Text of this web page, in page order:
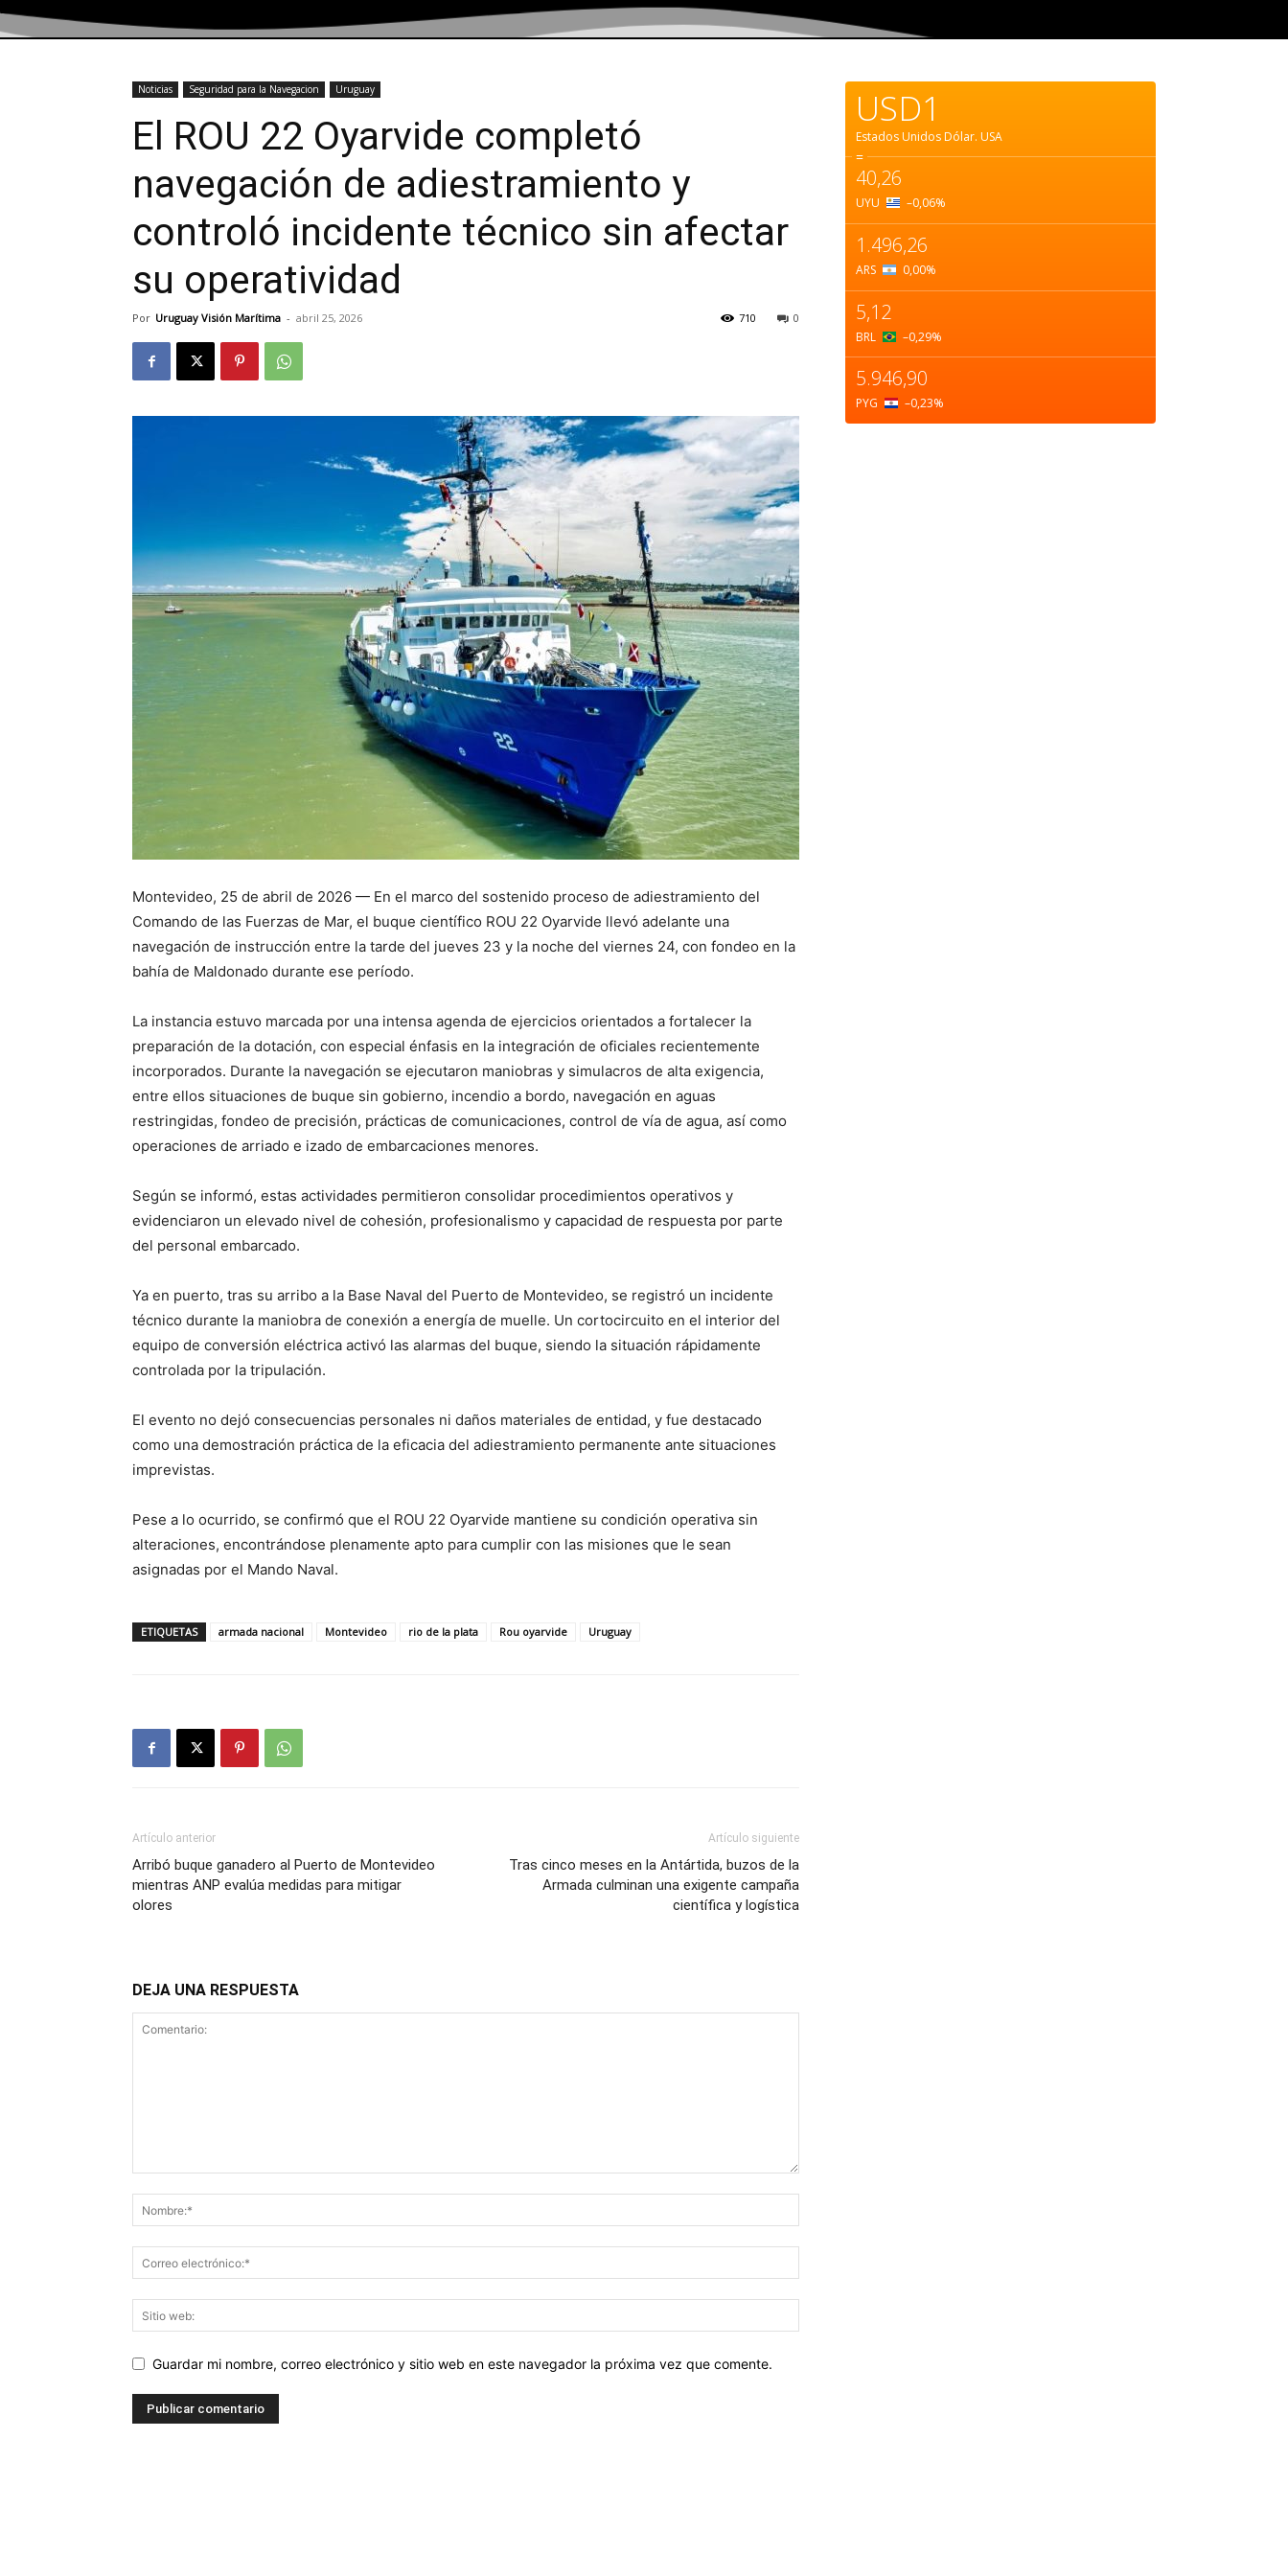
Noticias Seguridad para la Navegacion Uruguay
El ROU 22 Oyarvide completó
navegación de adiestramiento y
controló incidente técnico sin afectar
su operatividad
Por Uruguay Visión Marítima - abril 25, 2026 0
710
Montevideo, 25 de abril de 2026 — En el marco del sostenido proceso de adiestramiento del
Comando de las Fuerzas de Mar, el buque científico ROU 22 Oyarvide llevó adelante una
navegación de instrucción entre la tarde del jueves 23 y la noche del viernes 24, con fondeo en la
bahía de Maldonado durante ese período.
La instancia estuvo marcada por una intensa agenda de ejercicios orientados a fortalecer la
preparación de la dotación, con especial énfasis en la integración de oficiales recientemente
incorporados. Durante la navegación se ejecutaron maniobras y simulacros de alta exigencia,
entre ellos situaciones de buque sin gobierno, incendio a bordo, navegación en aguas
restringidas, fondeo de precisión, prácticas de comunicaciones, control de vía de agua, así como
operaciones de arriado e izado de embarcaciones menores.
Según se informó, estas actividades permitieron consolidar procedimientos operativos y
evidenciaron un elevado nivel de cohesión, profesionalismo y capacidad de respuesta por parte
del personal embarcado.
Ya en puerto, tras su arribo a la Base Naval del Puerto de Montevideo, se registró un incidente
técnico durante la maniobra de conexión a energía de muelle. Un cortocircuito en el interior del
equipo de conversión eléctrica activó las alarmas del buque, siendo la situación rápidamente
controlada por la tripulación.
El evento no dejó consecuencias personales ni daños materiales de entidad, y fue destacado
como una demostración práctica de la eficacia del adiestramiento permanente ante situaciones
imprevistas.
Pese a lo ocurrido, se confirmó que el ROU 22 Oyarvide mantiene su condición operativa sin
alteraciones, encontrándose plenamente apto para cumplir con las misiones que le sean
asignadas por el Mando Naval.
ETIQUETAS armada nacional Montevideo rio de la plata Rou oyarvide Uruguay
Artículo anterior
Arribó buque ganadero al Puerto de Montevideo
mientras ANP evalúa medidas para mitigar
olores
Artículo siguiente
Tras cinco meses en la Antártida, buzos de la
Armada culminan una exigente campaña
científica y logística
DEJA UNA RESPUESTA
Guardar mi nombre, correo electrónico y sitio web en este navegador la próxima vez que comente.
USD1
Estados Unidos Dólar. USA
=
40,26
UYU –0,06%
1.496,26
ARS 0,00%
5,12
BRL –0,29%
5.946,90
PYG –0,23%